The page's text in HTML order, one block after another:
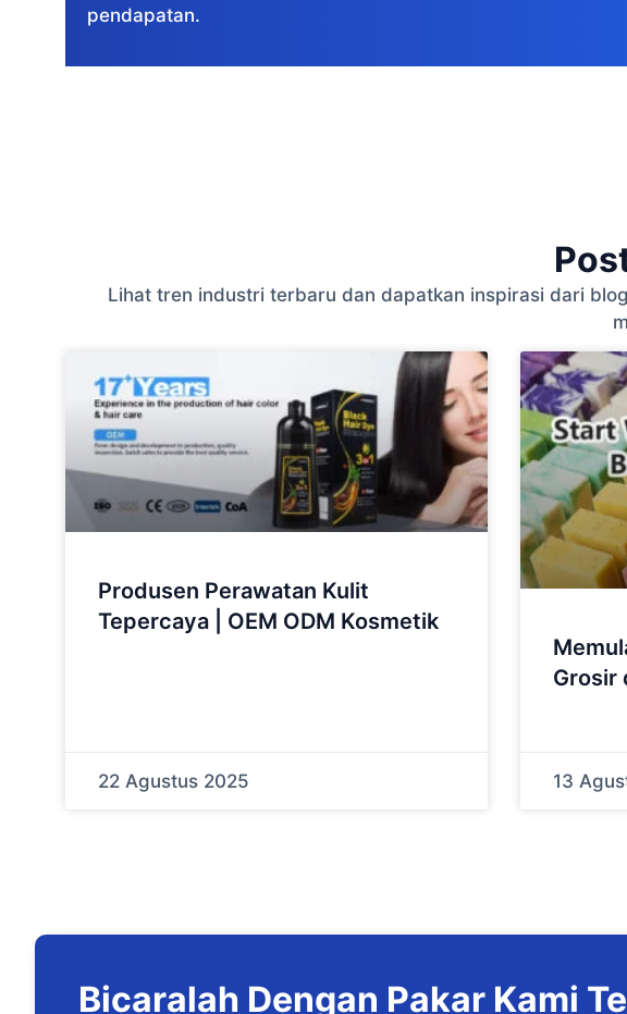
pendapatan.
Lihat tren industri terbaru dan dapatkan inspirasi dari
Produsen Perawatan Kulit
Tepercaya | OEM ODM Kosmetik
22 Agustus 2025
Grosir
13
Bicaralah Dengan Pakar Kami